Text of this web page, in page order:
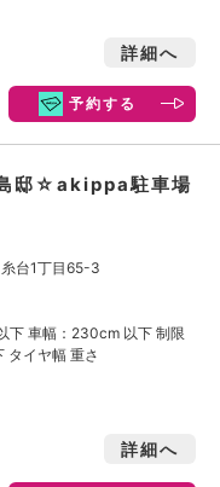
詳細へ
予約する
邸☆akippa駐車場
台1丁目65-3
下 車幅：230cm 以下 制限
タイヤ幅 重さ
詳細へ